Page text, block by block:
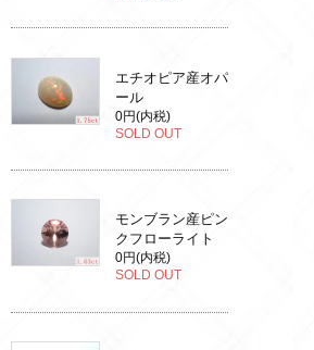
エチオピア産オパ
ール
0円(内税)
SOLD OUT
モンブラン産ピン
クフローライト
0円(内税)
SOLD OUT